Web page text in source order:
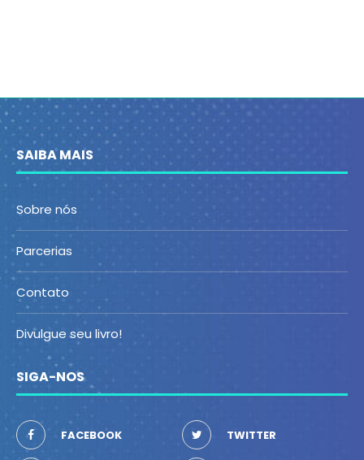
SAIBA MAIS
Sobre nós
Parcerias
Contato
Divulgue seu livro!
SIGA-NOS
FACEBOOK TWITTER